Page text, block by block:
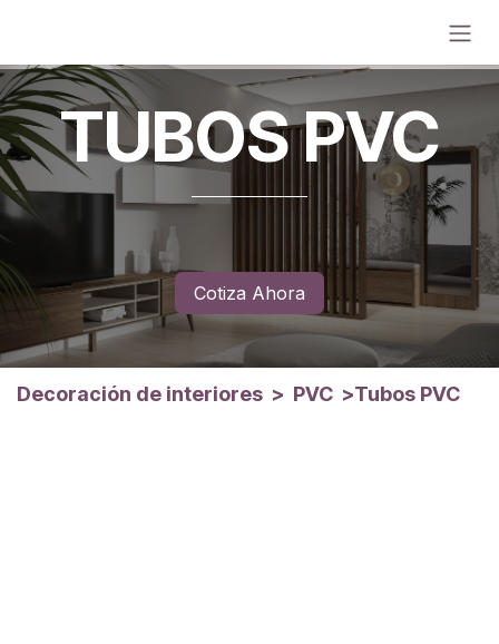
TUBOS PVC
Cotiza Ahora
Decoración de interiores > PVC >Tubos PVC